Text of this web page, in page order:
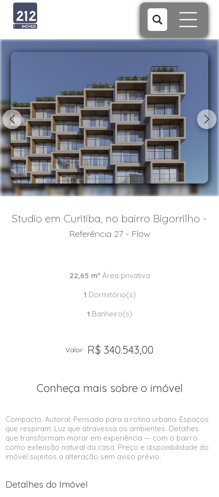
Studio em Curitiba, no bairro Bigorrilho -
Referência 27 - Flow
22,65 m²Área privativa
1 Dormitório(s)
1 Banheiro(s)
Valor R$ 340.543,00
Conheça mais sobre o imóvel
Compacto. Autoral. Pensado para a rotina urbana. Espaços
que respiram. Luz que atravessa os ambientes. Detalhes
que transformam morar em experiência — com o bairro
como extensão natural da casa. Preço e disponibilidade do
imóvel sujeitos a alteração sem aviso prévio.
Detalhes do Imóvel